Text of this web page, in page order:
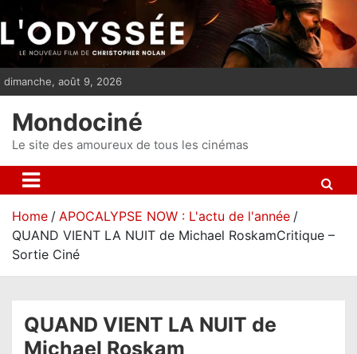
i
p
t
n
dimanche, août 9, 2026
Mondociné
Le site des amoureux de tous les cinémas
Home
APOCALYPSE NOW : L'actu de l'année
QUAND VIENT LA NUIT de Michael RoskamCritique –
Sortie Ciné
QUAND VIENT LA NUIT de
Michael Roskam